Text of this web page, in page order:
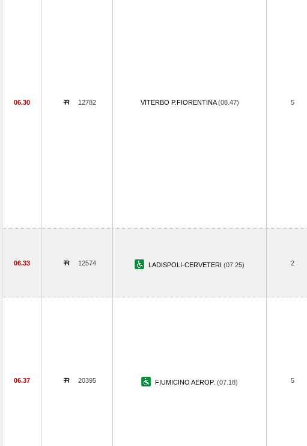
06.30 12782 VITERBO P.FIORENTINA(08.47) 5
06.33 12574 LADISPOLI-CERVETERI (07.25) 2
06.37 20395 FIUMICINO AEROP. (07.18) 5